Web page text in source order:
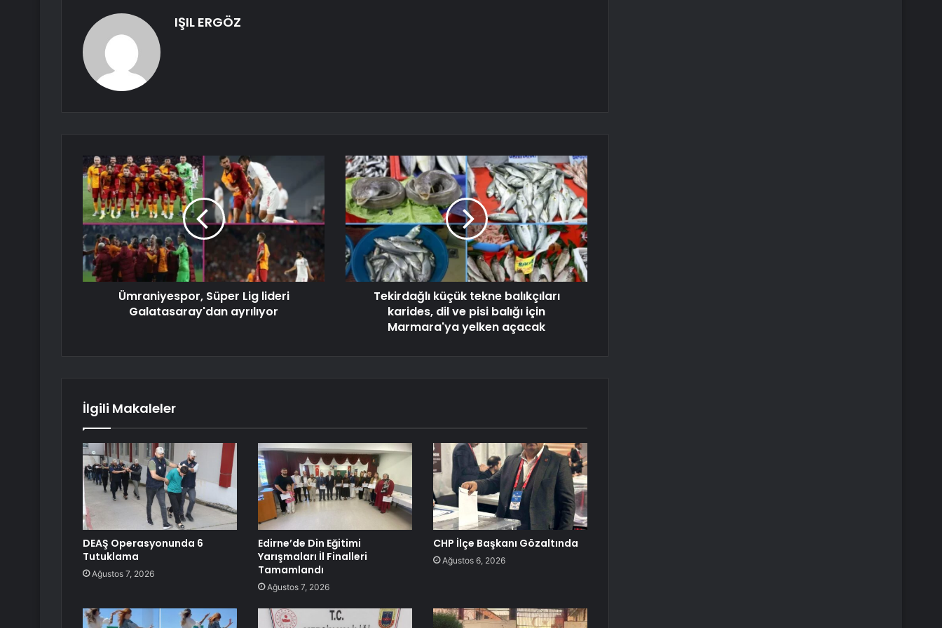
IŞIL ERGÖZ
Ümraniyespor, Süper Lig lideri
Galatasaray'dan ayrılıyor
Tekirdağlı küçük tekne balıkçıları
karides, dil ve pisi balığı için
Marmara'ya yelken açacak
İlgili Makaleler
DEAŞ Operasyonunda 6
Tutuklama
Ağustos 7, 2026
Edirne’de Din Eğitimi
Yarışmaları İl Finalleri
Tamamlandı
Ağustos 7, 2026
CHP İlçe Başkanı Gözaltında
Ağustos 6, 2026